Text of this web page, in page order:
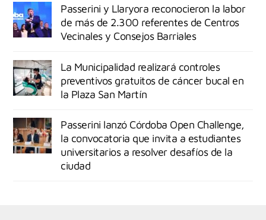
Passerini y Llaryora reconocieron la labor
de más de 2.300 referentes de Centros
Vecinales y Consejos Barriales
La Municipalidad realizará controles
preventivos gratuitos de cáncer bucal en
la Plaza San Martín
Passerini lanzó Córdoba Open Challenge,
la convocatoria que invita a estudiantes
universitarios a resolver desafíos de la
ciudad